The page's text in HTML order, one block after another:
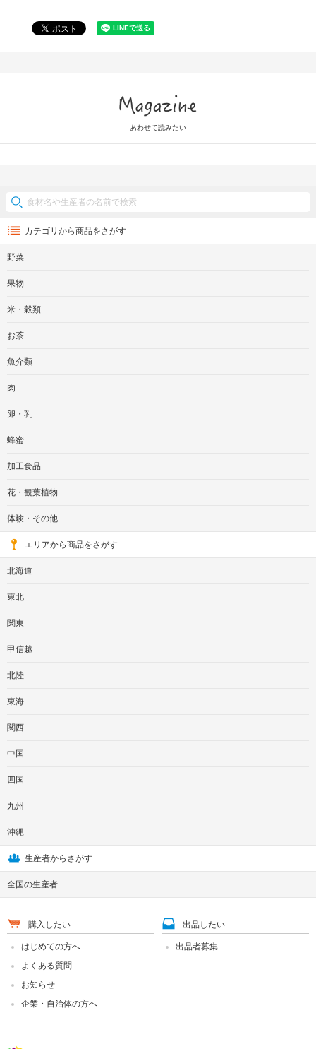
あわせて読みたい
カテゴリから商品をさがす
野菜
果物
米・穀類
お茶
魚介類
肉
卵・乳
蜂蜜
加工食品
花・観葉植物
体験・その他
エリアから商品をさがす
北海道
東北
関東
甲信越
北陸
東海
関西
中国
四国
九州
沖縄
生産者からさがす
全国の生産者
購入したい
はじめての方へ
よくある質問
お知らせ
企業・自治体の方へ
出品したい
出品者募集